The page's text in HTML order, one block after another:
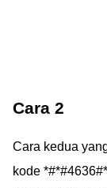
Cara 2
Cara kedua
kode